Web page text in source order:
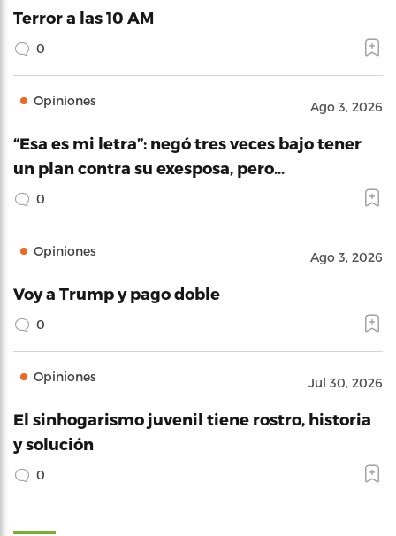
Terror a las 10 AM
0
Opiniones Ago 3, 2026
“Esa es mi letra”: negó tres veces bajo tener
un plan contra su exesposa, pero…
0
Opiniones Ago 3, 2026
Voy a Trump y pago doble
0
Opiniones Jul 30, 2026
El sinhogarismo juvenil tiene rostro, historia
y solución
0